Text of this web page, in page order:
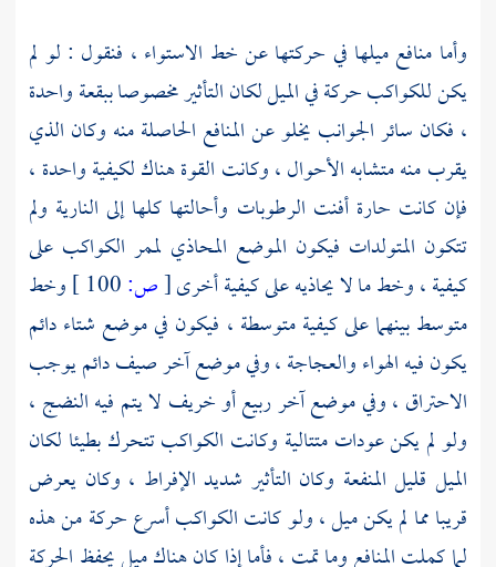
وأما منافع ميلها في حركتها عن خط الاستواء ، فنقول : لو لم
يكن للكواكب حركة في الميل لكان التأثير مخصوصا ببقعة واحدة
، فكان سائر الجوانب يخلو عن المنافع الحاصلة منه وكان الذي
يقرب منه متشابه الأحوال ، وكانت القوة هناك لكيفية واحدة ،
فإن كانت حارة أفنت الرطوبات وأحالتها كلها إلى النارية ولم
تتكون المتولدات فيكون الموضع المحاذي لممر الكواكب على
كيفية ، وخط ما لا يحاذيه على كيفية أخرى[ص:
وخط
متوسط بينهما على كيفية متوسطة ، فيكون في موضع شتاء دائم
يكون فيه الهواء والعجاجة ، وفي موضع آخر صيف دائم يوجب
الاحتراق ، وفي موضع آخر ربيع أو خريف لا يتم فيه النضج ،
ولو لم يكن عودات متتالية وكانت الكواكب تتحرك بطيئا لكان
الميل قليل المنفعة وكان التأثير شديد الإفراط ، وكان يعرض
قريبا مما لم يكن ميل ، ولو كانت الكواكب أسرع حركة من هذه
لما كملت المنافع وما تمت ، فأما إذا كان هناك ميل يحفظ الحركة